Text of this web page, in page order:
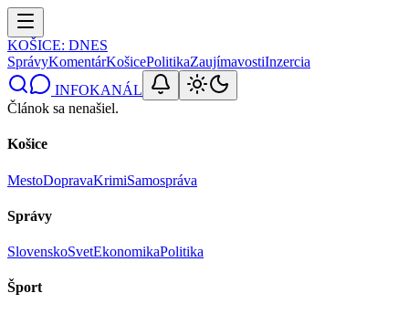
KOŠICE: DNES
SprávyKomentárKošicePolitikaZaujímavostiInzercia
INFOKANÁL
Článok sa nenašiel.
Košice
MestoDopravaKrimiSamospráva
Správy
SlovenskoSvetEkonomikaPolitika
Šport